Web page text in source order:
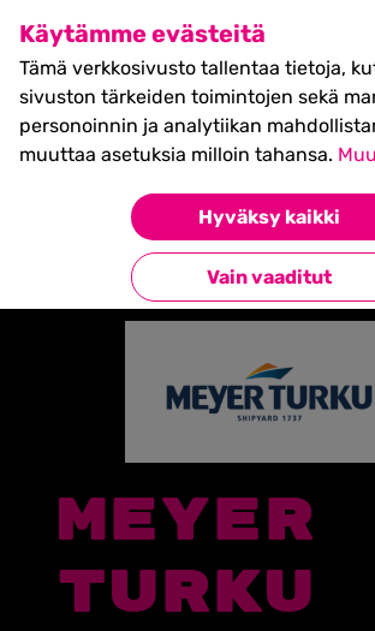
Käytämme evästeitä
Tämä verkkosivusto tallentaa tietoja,
sivuston tärkeiden toimintojen sekä
personoinnin ja analytiikan
muuttaa asetuksia milloin tahansa.
Hyväksy kaikki
Vain vaaditut
SHIFT Business
27.5.2027, Turku -
myynnissä nyt! >>
Partners»MEYER TURKU
Takaisin
MEYER
TURKU